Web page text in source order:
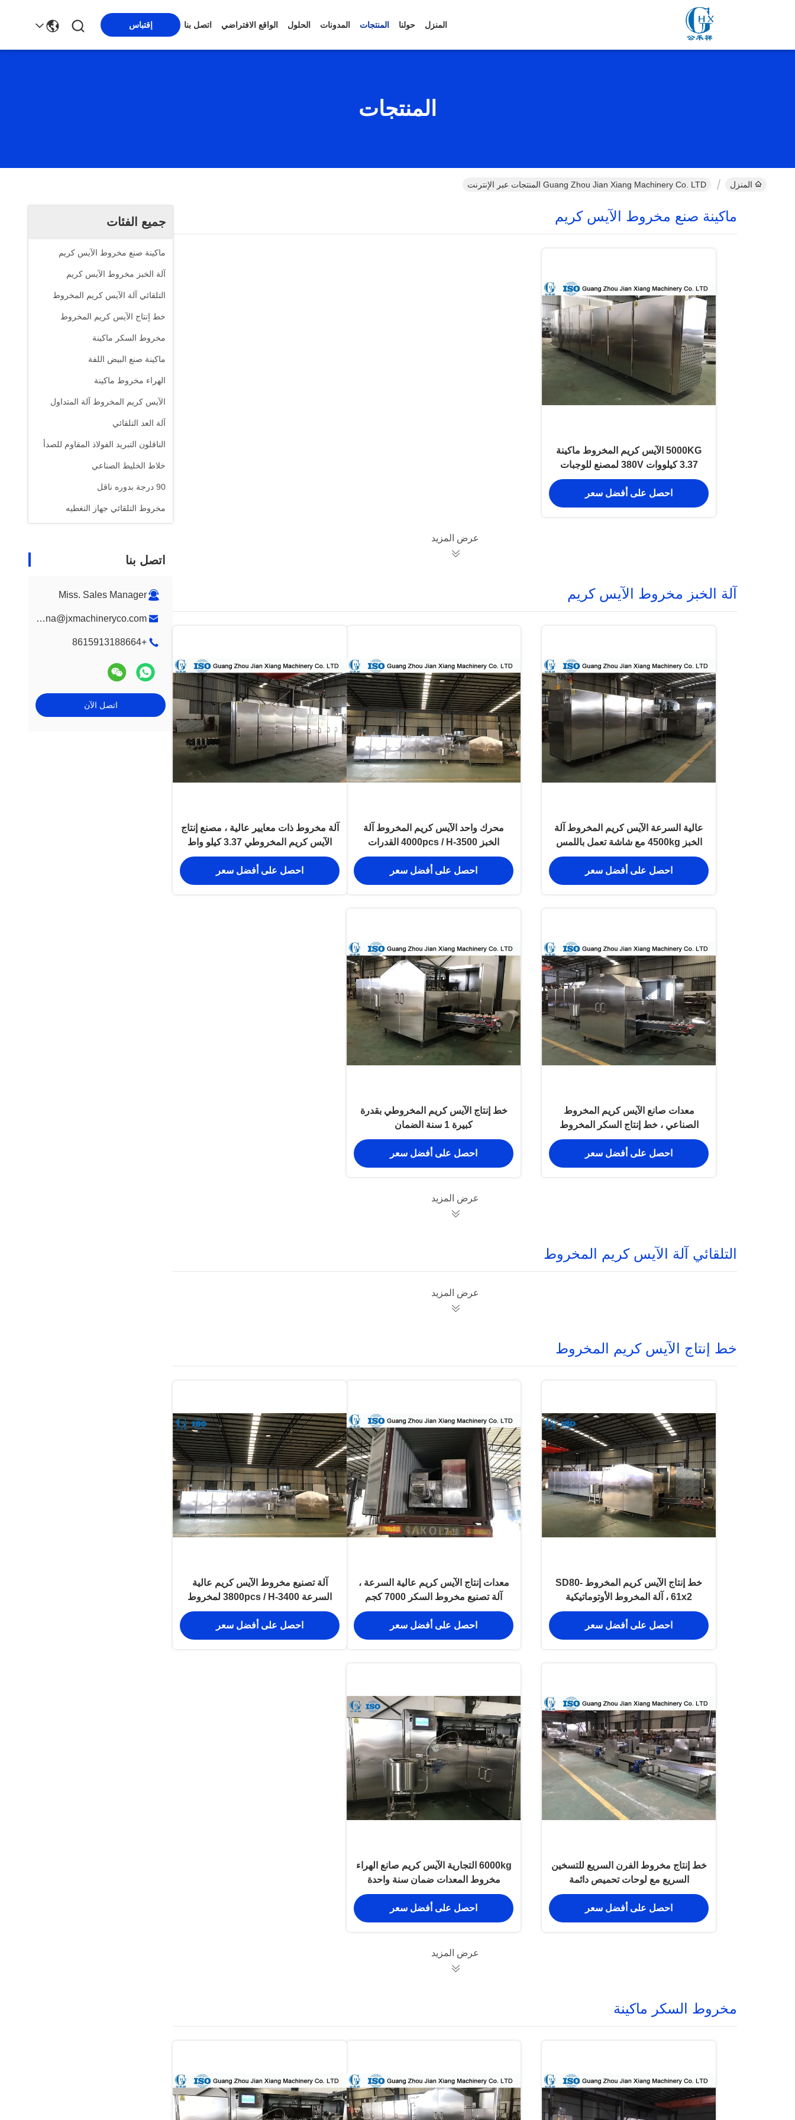
المنزل حولنا المنتجات المدونات الحلول الواقع الافتراضي اتصل بنا إقتباس
المنتجات
المنزل Guang Zhou Jian Xiang Machinery Co. LTD المنتجات عبر الإنترنت
جميع الفئات
ماكينة صنع مخروط الآيس كريم
آلة الخبز مخروط الآيس كريم
التلقائي آلة الآيس كريم المخروط
خط إنتاج الآيس كريم المخروط
مخروط السكر ماكينة
ماكينة صنع البيض اللفة
الهراء مخروط ماكينة
الآيس كريم المخروط آلة المتداول
آلة العد التلقائي
الناقلون التبريد الفولاذ المقاوم للصدأ
خلاط الخليط الصناعي
90 درجة بدوره ناقل
مخروط التلقائي جهاز التغطيه
اتصل بنا
Miss. Sales Manager
katrina@jxmachineryco.com
+8615913188664
اتصل الآن
ماكينة صنع مخروط الآيس كريم
5000KG الآيس كريم المخروط ماكينة
3.37 كيلووات 380V لمصنع للوجبات
الخفيفة
احصل على أفضل سعر
عرض المزيد
آلة الخبز مخروط الآيس كريم
عالية السرعة الآيس كريم المخروط آلة
الخبز 4500kg مع شاشة تعمل باللمس
احصل على أفضل سعر
محرك واحد الآيس كريم المخروط آلة
الخبز 3500-4000pcs / H القدرات
احصل على أفضل سعر
آلة مخروط ذات معايير عالية ، مصنع إنتاج
الآيس كريم المخروطي 3.37 كيلو واط
احصل على أفضل سعر
معدات صانع الآيس كريم المخروط
الصناعي ، خط إنتاج السكر المخروط
التلقائي
احصل على أفضل سعر
خط إنتاج الآيس كريم المخروطي بقدرة
كبيرة 1 سنة الضمان
احصل على أفضل سعر
عرض المزيد
التلقائي آلة الآيس كريم المخروط
عرض المزيد
خط إنتاج الآيس كريم المخروط
خط إنتاج الآيس كريم المخروط SD80-
61x2 ، آلة المخروط الأوتوماتيكية
L12.2xW2.1xH2M
احصل على أفضل سعر
معدات إنتاج الآيس كريم عالية السرعة ،
آلة تصنيع مخروط السكر 7000 كجم
احصل على أفضل سعر
آلة تصنيع مخروط الآيس كريم عالية
السرعة 3400-3800pcs / H لمخروط
السكر
احصل على أفضل سعر
خط إنتاج مخروط الفرن السريع للتسخين
السريع مع لوحات تحميص دائمة
احصل على أفضل سعر
6000kg التجارية الآيس كريم صانع الهراء
مخروط المعدات ضمان سنة واحدة
احصل على أفضل سعر
عرض المزيد
مخروط السكر ماكينة